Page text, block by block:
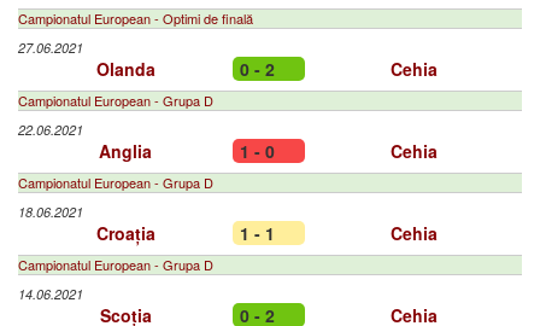
Campionatul European - Optimi de finală
27.06.2021
Olanda 0 - 2 Cehia
Campionatul European - Grupa D
22.06.2021
Anglia 1 - 0 Cehia
Campionatul European - Grupa D
18.06.2021
Croația 1 - 1 Cehia
Campionatul European - Grupa D
14.06.2021
Scoția 0 - 2 Cehia